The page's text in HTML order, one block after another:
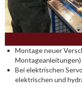
Montage neuer
Montageanleitungen)
Bei elektrischen
elektrischen und